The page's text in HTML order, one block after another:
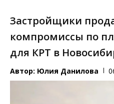
Застройщики
компромиссы по
для КРТ в
Автор: Юлия Данилова